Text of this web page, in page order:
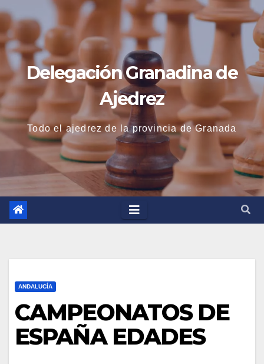
Saltar
contenido
Delegación Granadina de
Ajedrez
Todo el ajedrez de la provincia de Granada
ANDALUCÍA
CAMPEONATOS DE
ESPAÑA EDADES